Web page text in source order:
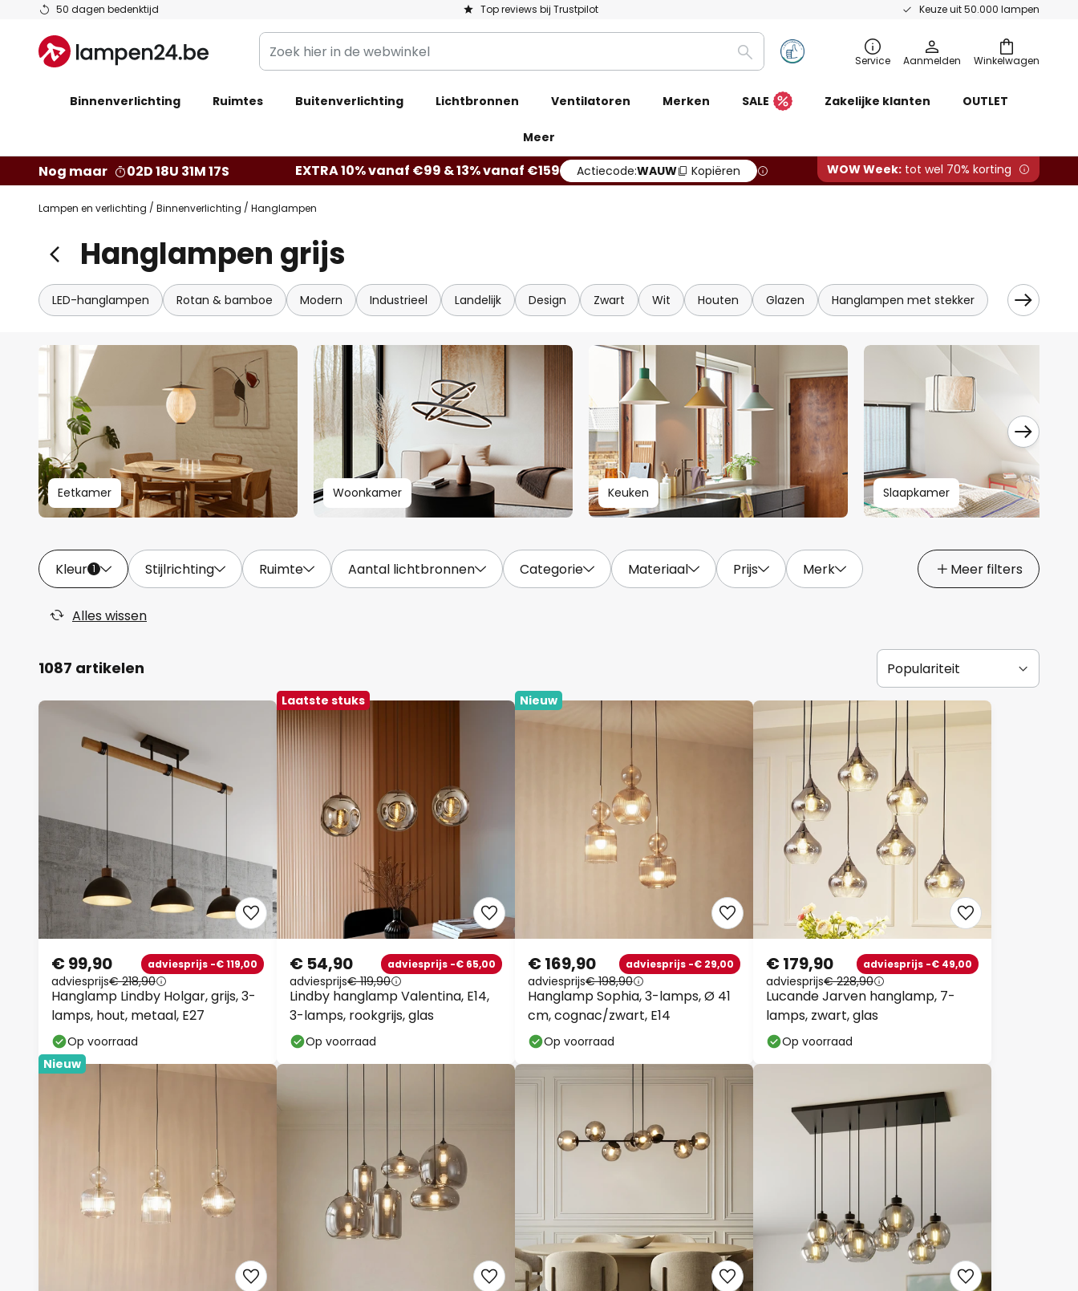
50 dagen bedenktijd Top reviews bij Trustpilot Keuze uit 50.000 lampen
Ga
de
inhoud
Winkelwagen
Zoek
hier
de
Zoeken Service Aanmelden
Binnenverlichting Ruimtes Buitenverlichting Lichtbronnen Ventilatoren Merken SALE Zakelijke klanten OUTLET
Meer
Nog maar 02D 18U 31M 16S EXTRA 10% vanaf €99 & 13% vanaf €159 Actiecode:WAUW Kopiëren WOW Week: tot wel 70% korting
Lampen en verlichting Binnenverlichting Hanglampen
Hanglampen grijs
LED-hanglampen Rotan & bamboe Modern Industrieel Landelijk Design Zwart Wit Houten Glazen Hanglampen met stekker Vintage
Eetkamer Woonkamer Keuken Slaapkamer
Kleur 1 Stijlrichting Ruimte Aantal lichtbronnen Categorie Materiaal Prijs Merk Meer filters
Alles wissen
1087 artikelen
Hanglamp Lindby Holgar, grijs, 3-
lamps, hout, metaal, E27
€ 99,90 adviesprijs -€ 119,00
adviesprijs€ 218,90
Op voorraad
Laatste stuks
Lindby hanglamp Valentina, E14,
3-lamps, rookgrijs, glas
€ 54,90 adviesprijs -€ 65,00
adviesprijs€ 119,90
Op voorraad
Nieuw
Hanglamp Sophia, 3-lamps, Ø 41
cm, cognac/zwart, E14
€ 169,90 adviesprijs -€ 29,00
adviesprijs€ 198,90
Op voorraad
Lucande Jarven hanglamp, 7-
lamps, zwart, glas
€ 179,90 adviesprijs -€ 49,00
adviesprijs€ 228,90
Op voorraad
Nieuw